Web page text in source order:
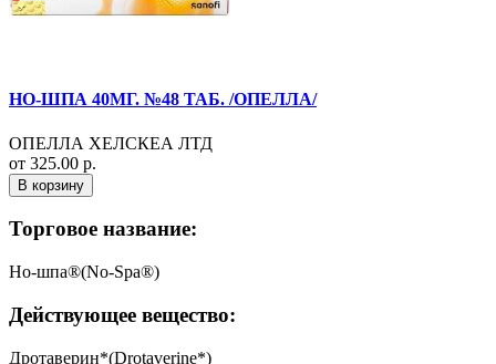
НО-ШПА 40МГ. №48 ТАБ. /ОПЕЛЛА/
ОПЕЛЛА ХЕЛСКЕА ЛТД
от 325.00 р.
В корзину
Торговое название:
Но-шпа®(No-Spa®)
Действующее вещество:
Дротаверин*(Drotaverine*)